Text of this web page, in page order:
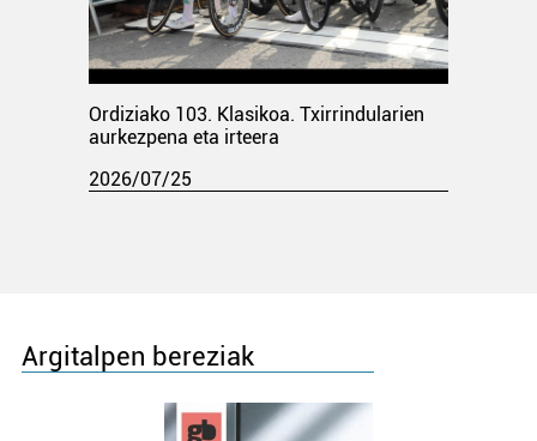
Ordiziako 103. Klasikoa. Txirrindularien
aurkezpena eta irteera
2026/07/25
Argitalpen bereziak